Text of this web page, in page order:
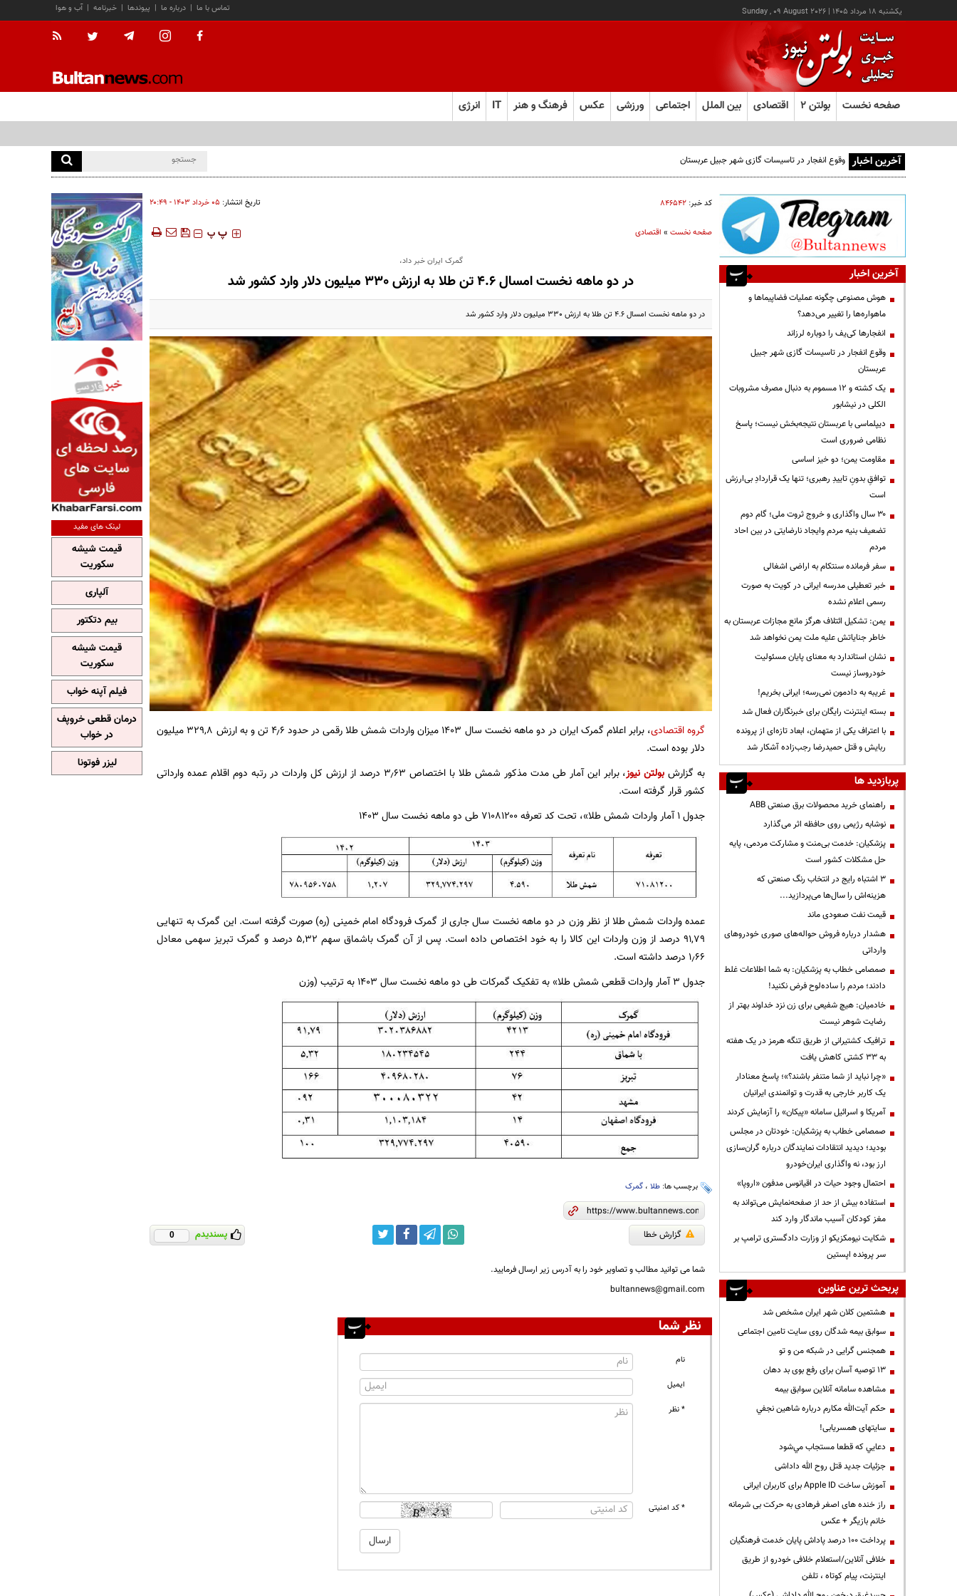
يکشنبه ۱۸ مرداد ۱۴۰۵ |
Sunday , 09 August 2026 آب و هوا | خبرنامه | پیوندها | درباره ما | تماس با ما
صفحه نخست بولتن ۲ اقتصادی بین الملل اجتماعی ورزشی عکس فرهنگ و هنر IT انرژی
آخرین اخبار وقوع انفجار در تاسیسات گازی شهر جبیل عربستان
کد خبر: ۸۴۶۵۴۲ تاریخ انتشار: ۰۵ خرداد ۱۴۰۳ - ۲۰:۴۹
صفحه نخست» اقتصادی ‍‍‍ پ پ
گمرک ایران خبر داد،
در دو ماهه نخست امسال 4.6 تن طلا به ارزش 330 میلیون دلار وارد کشور شد
در دو ماهه نخست امسال 4.6 تن طلا به ارزش 330 میلیون دلار وارد کشور شد
گروه اقتصادی
، برابر اعلام گمرک ایران در دو ماهه نخست سال ۱۴۰۳ میزان واردات شمش طلا رقمی در حدود ۴٫۶ تن و به ارزش ۳۲۹,۸ میلیون
دلار بوده است.
به گزارش بولتن نیوز
، برابر این آمار طی مدت مذکور شمش طلا با اختصاص ۳٫۶۳ درصد از ارزش کل واردات در رتبه دوم اقلام عمده وارداتی
کشور قرار گرفته است.
جدول ۱ آمار واردات شمش طلا»، تحت کد تعرفه ۷۱۰۸۱۲۰۰ طی دو ماهه نخست سال ۱۴۰۳
عمده واردات شمش طلا از نظر وزن در دو ماهه نخست سال جاری از گمرک فرودگاه امام خمینی (ره) صورت گرفته است. این گمرک به تنهایی
۹۱,۷۹ درصد از وزن واردات این کالا را به خود اختصاص داده است. پس از آن گمرک باشماق سهم ۵,۳۲ درصد و گمرک تبریز سهمی معادل
۱٫۶۶ درصد داشته است.
جدول ۳ آمار واردات قطعی شمش طلا» به تفکیک گمرکات طی دو ماهه نخست سال ۱۴۰۳ به ترتیب (وزن
برچسب ها: طلا، گمرک
گزارش خطا پسندیدم 0
شما می توانید مطالب و تصاویر خود را به آدرس زیر ارسال فرمایید.
bultannews@gmail.com
نظر شما
نام
ایمیل
* نظر
* کد امنیتی
آخرین اخبار
هوش مصنوعی چگونه عملیات فضاپیماها و
ماهواره‌ها را تغییر می‌دهد؟
انفجارها کی‌یف را دوباره لرزاند
وقوع انفجار در تاسیسات گازی شهر جبیل
عربستان
یک کشته و ۱۲ مسموم به دنبال مصرف مشروبات
الکلی در نیشابور
دیپلماسی با عربستان نتیجه‌بخش نیست؛ پاسخ
نظامی ضروری است
مقاومت یمن؛ دو خیز اساسی
توافقِ بدونِ تاییدِ رهبری؛ تنها یک قراردادِ بی‌ارزش
است
۳۰ سال واگذاری و خروج ثروت ملی؛ گام دوم
تضعیف بنیه مردم وایجاد نارضایتی در بین احاد
مردم
سفر فرمانده سنتکام به اراضی اشغالی
خبر تعطیلی مدرسه ایرانی در کویت به صورت
رسمی اعلام نشده
یمن: تشکیل ائتلاف هرگز مانع مجازات عربستان به
خاطر جنایاتش علیه ملت یمن نخواهد شد
نشان استاندارد به معنای پایان مسئولیت
خودروساز نیست
غریبه به دادمون نمی‌رسه؛ ایرانی بخریم!
بسته اینترنت رایگان برای خبرنگاران فعال شد
با اعتراف یکی از متهمان، ابعاد تازه‌ای از پرونده
ربایش و قتل حمیدرضا رجب‌زاده آشکار شد
پربازدید ها
راهنمای خرید محصولات برق صنعتی ABB
نوشابه رژیمی روی حافظه اثر می‌گذارد
پزشکیان: خدمت بی‌منت و مشارکت مردمی، پایه
حل مشکلات کشور است
3 اشتباه رایج در انتخاب رنگ صنعتی که
هزینه‌اش را سال‌ها می‌پردازید...
قیمت نفت صعودی ماند
هشدار درباره فروش حواله‌های صوری خودروهای
وارداتی
صمصامی خطاب به پزشکیان: به شما اطلاعات غلط
دادند؛ مردم را ساده‌لوح فرض نکنید!
خادمیان: هیچ شفیعی برای زن نزد خداوند بهتر از
رضایت شوهر نیست
ترافیک کشتیرانی از طریق تنگه هرمز در یک هفته
به ۳۳ کشتی کاهش یافت
«چرا نباید از شما متنفر باشند؟»؛ پاسخ معنادار
یک کاربر خارجی به قدرت و توانمندی ایرانیان
آمریکا و اسرائیل سامانه «پیکان» را آزمایش کردند
صمصامی خطاب به پزشکیان: خودتان در مجلس
بودید؛ دیدید انتقادات نمایندگان درباره گران‌سازی
ارز بود، نه واگذاری ایران‌خودرو
احتمال وجود حیات در اقیانوس مدفون «اروپا»
استفاده بیش از حد از صفحه‌نمایش می‌تواند به
مغز کودکان آسیب ماندگار وارد کند
شکایت نیومکزیکو از وزارت دادگستری ترامپ بر
سر پرونده اپستین
پربحث ترین عناوین
هشتمین کلان شهر ایران مشخص شد
سوابق بیمه شدگان روی سایت تامین اجتماعی
همجنس گرایی در شبکه من و تو
13 توصیه آسان برای رفع بوی بد دهان
مشاهده سامانه آنلاين سوابق بیمه
حكم آيت‌الله مكارم درباره شاهين نجفي
سایتهای همسریابی!
دعايي كه قطعا مستجاب مي‌شود
جزئیات جدید قتل روح الله داداشی
آموزش ساخت Apple ID برای کاربران ایرانی
راز خنده های اصغر فرهادی به حرکت بی شرمانه
خانم بازیگر + عکس
پرداخت ۱۰۰ درصد پاداش پایان خدمت فرهنگیان
خلافی آنلاین/استعلام خلافی خودرو از طریق
اینترنت، پیام کوتاه ، تلفن
لینک های مفید
قیمت شیشه
سکوریت
آلپاری
بیم دتکتور
قیمت شیشه
سکوریت
فیلم آپنه خواب
درمان قطعی خروپف
در خواب
لیزر فوتونا